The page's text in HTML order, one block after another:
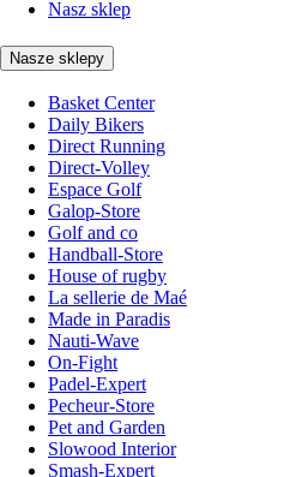
Nasz sklep
Nasze sklepy
Basket Center
Daily Bikers
Direct Running
Direct-Volley
Espace Golf
Galop-Store
Golf and co
Handball-Store
House of rugby
La sellerie de Maé
Made in Paradis
Nauti-Wave
On-Fight
Padel-Expert
Pecheur-Store
Pet and Garden
Slowood Interior
Smash-Expert